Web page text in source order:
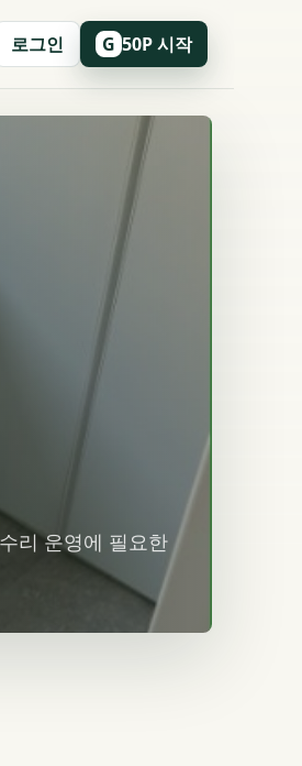
로그인 G 50P 시작
리 운영에 필요한